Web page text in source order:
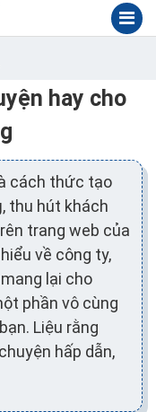
hay cho
cách thức tạo
, thu hút khách
trang web của
về công ty,
lại cho
phần vô cùng
Liệu rằng
hấp dẫn,